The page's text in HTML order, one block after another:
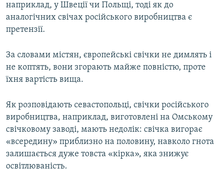
наприклад, у Швеції чи Польщі, тоді як до
аналогічних свічах російського виробництва є
претензії.
За словами містян, європейські свічки не димлять і
не коптять, вони згорають майже повністю, проте
їхня вартість вища.
Як розповідають севастопольці, свічки російського
виробництва, наприклад, виготовлені на Омському
свічковому заводі, мають недолік: свічка вигорає
«всередину» приблизно на половину, навколо гнота
залишається дуже товста «кірка», яка знижує
освітлюваність.